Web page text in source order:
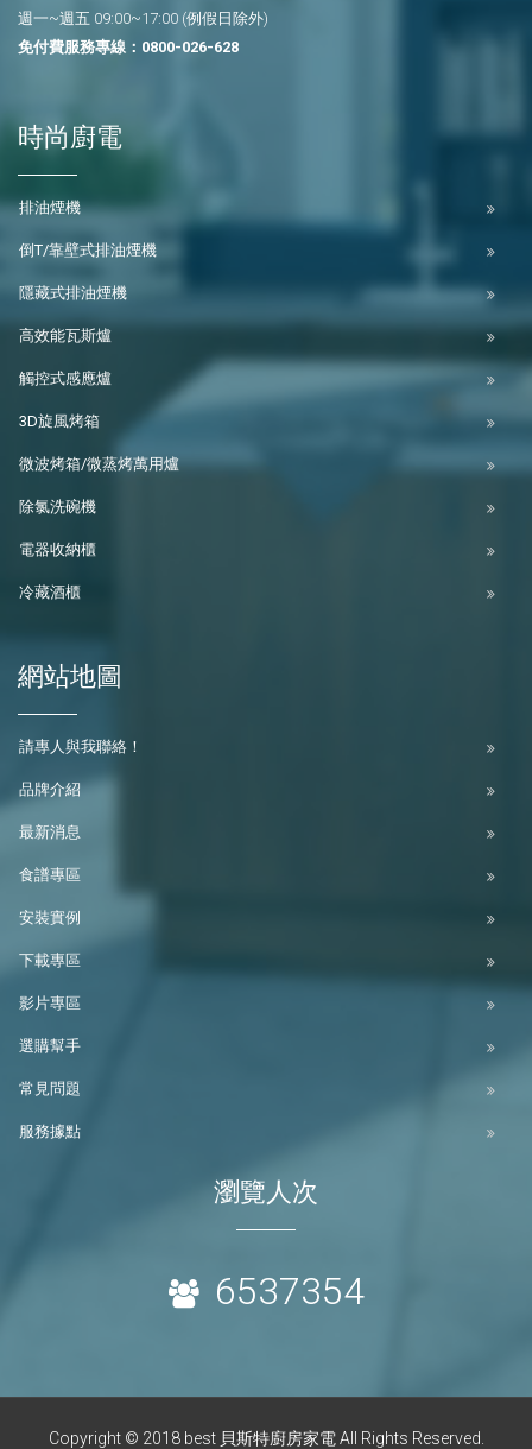
週一~週五 09:00~17:00 (例假日除外)
免付費服務專線： 0800-026-628
時尚廚電
排油煙機
倒T/靠壁式排油煙機
隱藏式排油煙機
高效能瓦斯爐
觸控式感應爐
3D旋風烤箱
微波烤箱/微蒸烤萬用爐
除氯洗碗機
電器收納櫃
冷藏酒櫃
網站地圖
請專人與我聯絡！
品牌介紹
最新消息
食譜專區
安裝實例
下載專區
影片專區
選購幫手
常見問題
服務據點
瀏覽人次
6537354
Copyright © 2018 best 貝斯特廚房家電 All Rights Reserved.